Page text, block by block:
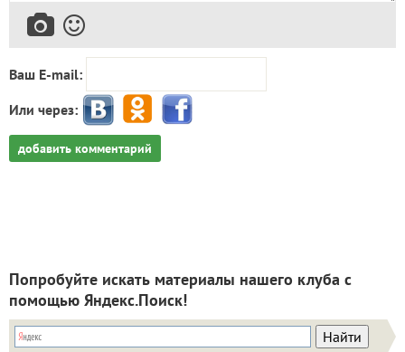
Ваш E-mail:
Или через:
добавить комментарий
Попробуйте искать материалы нашего клуба с
помощью Яндекс.Поиск!